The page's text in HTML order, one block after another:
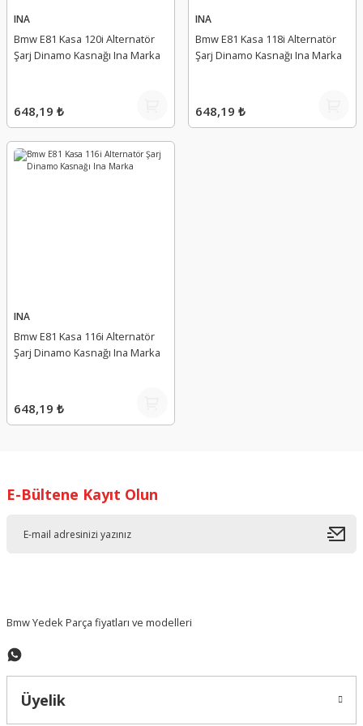
INA
Bmw E81 Kasa 120i Alternatör
Şarj Dinamo Kasnağı Ina Marka
648,19 ₺
INA
Bmw E81 Kasa 118i Alternatör
Şarj Dinamo Kasnağı Ina Marka
648,19 ₺
INA
Bmw E81 Kasa 116i Alternatör
Şarj Dinamo Kasnağı Ina Marka
648,19 ₺
E-Bültene Kayıt Olun
Bmw Yedek Parça fiyatları ve modelleri
Üyelik